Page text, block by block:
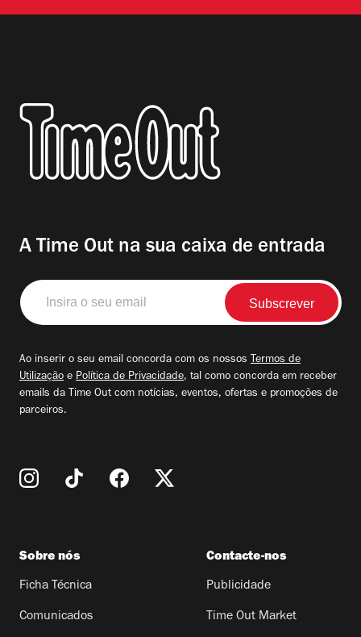
A Time Out na sua caixa de entrada
Insira
o
seu
Ao inserir o seu email concorda com os nossos Termos de
Utilização e Política de Privacidade, tal como concorda em receber
emails da Time Out com notícias, eventos, ofertas e promoções de
parceiros.
Sobre nós
Ficha Técnica
Comunicados
Contacte-nos
Publicidade
Time Out Market